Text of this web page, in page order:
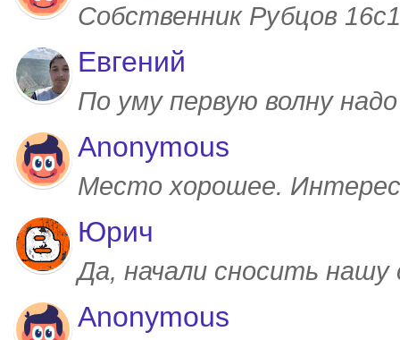
Собственник Рубцов
Евгений
По уму первую волну
Anonymous
Место хорошее.
Юрич
Да, начали сносить
Anonymous